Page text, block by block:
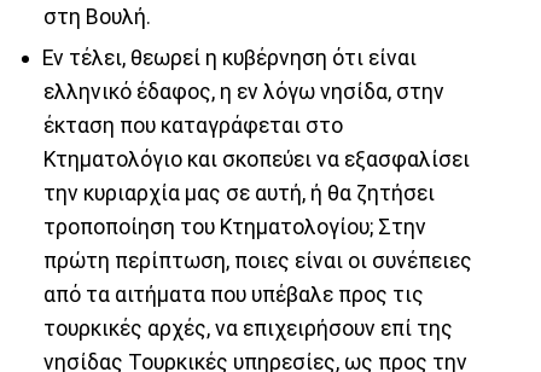
στη Βουλή.
Εν τέλει, θεωρεί η κυβέρνηση ότι είναι
ελληνικό έδαφος, η εν λόγω νησίδα, στην
έκταση που καταγράφεται στο
Κτηματολόγιο και σκοπεύει να εξασφαλίσει
την κυριαρχία μας σε αυτή, ή θα ζητήσει
τροποποίηση του Κτηματολογίου; Στην
πρώτη περίπτωση, ποιες είναι οι συνέπειες
από τα αιτήματα που υπέβαλε προς τις
τουρκικές αρχές, να επιχειρήσουν επί της
νησίδας Τουρκικές υπηρεσίες, ως προς την